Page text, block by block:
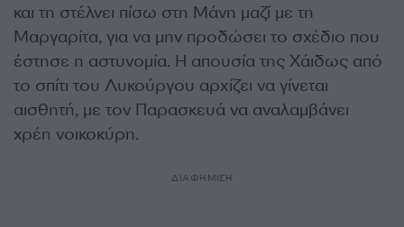
και τη στέλνει πίσω στη Μάνη μαζί με τη
Μαργαρίτα, για να μην προδώσει το σχέδιο που
έστησε η αστυνομία. Η απουσία της Χάιδως από
το σπίτι του Λυκούργου αρχίζει να γίνεται
αισθητή, με τον Παρασκευά να αναλαμβάνει
χρέη νοικοκύρη.
ΔΙΑΦΗΜΙΣΗ